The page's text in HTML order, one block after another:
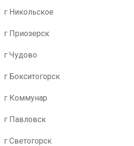
г Никольское
г Приозерск
г Чудово
г Бокситогорск
г Коммунар
г Павловск
г Светогорск